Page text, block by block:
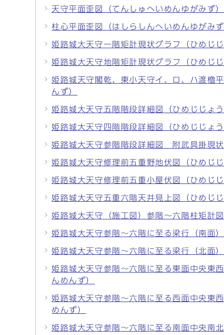
天守平面歪図（てんしゅへいめんゆがみず）
柱心平面歪図（はしらしんへいめんゆがみず
姫路城大天守一階矩計現状グラフ（ひめじ
姫路城大天守地階矩計現状グラフ（ひめじ
姫路城天守閣乾、東小天守イ、ロ、ハ渡櫓
んず）
姫路城大天守五階階段詳細図（ひめじじょ
姫路城大天守四階階段詳細図（ひめじじょ
姫路城大天守参階階段詳細図 附武具掛現
姫路城大天守修理前五重野地伏図（ひめじ
姫路城大天守修理前五重小屋伏図（ひめじ
姫路城大天守五重六階天井見上図（ひめじ
姫路城大天守（施工図）参階〜六階柱矩計
姫路城大天守参階〜六階に至る梁行（南面
姫路城大天守参階〜六階に至る梁行（北面
姫路城大天守参階〜六階に至る東面中央東
んめんず）
姫路城大天守参階〜六階に至る西面中央東
めんず）
姫路城大天守参階〜六階に至る南面中央南